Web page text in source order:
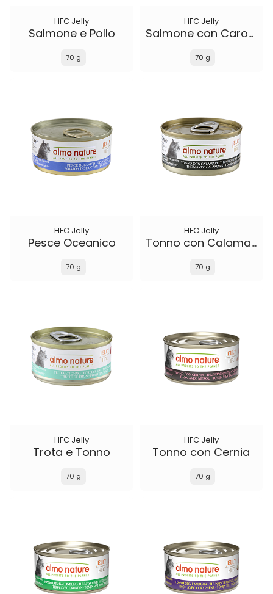
HFC Jelly
Salmone e Pollo
70 g
HFC Jelly
Salmone con Carota
70 g
HFC Jelly
Pesce Oceanico
70 g
HFC Jelly
Tonno con Calamari
70 g
HFC Jelly
Trota e Tonno
70 g
HFC Jelly
Tonno con Cernia
70 g